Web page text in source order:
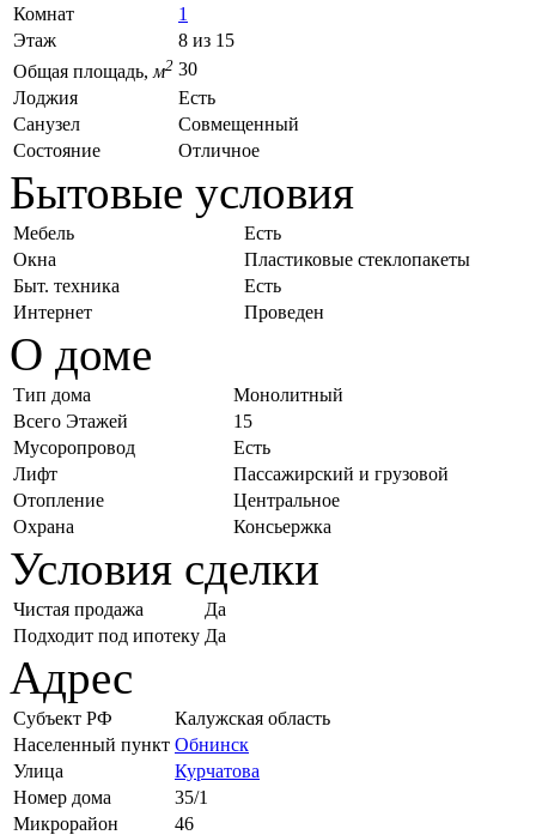
Комнат
1
Этаж
8 из 15
Общая площадь, м2 30
Лоджия
Есть
Санузел
Совмещенный
Состояние
Отличное
Бытовые условия
Мебель
Есть
Окна
Пластиковые стеклопакеты
Быт. техника
Есть
Интернет
Проведен
О доме
Тип дома
Монолитный
Всего Этажей
15
Мусоропровод
Есть
Лифт
Пассажирский и грузовой
Отопление
Центральное
Охрана
Консьержка
Условия сделки
Чистая продажа
Да
Подходит под ипотеку Да
Адрес
Субъект РФ
Калужская область
Населенный пункт Обнинск
Улица
Курчатова
Номер дома
35/1
Микрорайон
46